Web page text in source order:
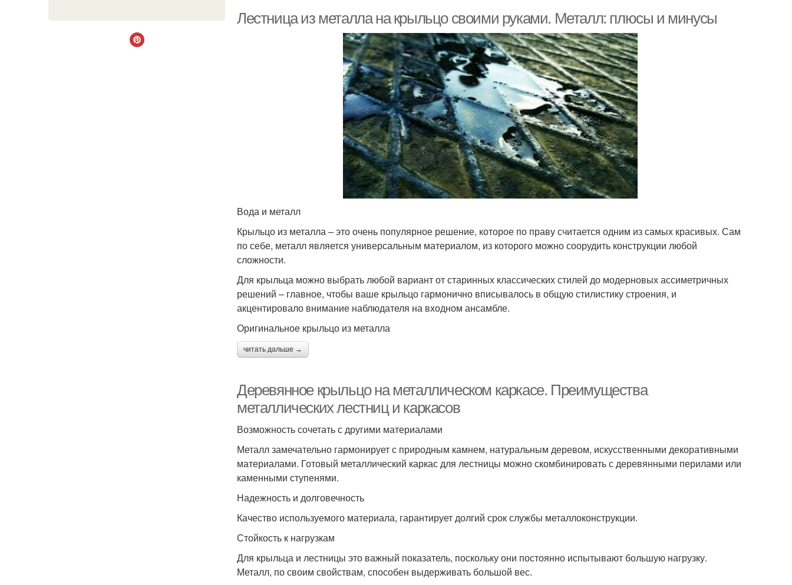
Лестница из металла на крыльцо своими руками. Металл: плюсы и минусы
Вода и металл
Крыльцо из металла – это очень популярное решение, которое по праву считается одним из самых красивых. Сам
по себе, металл является универсальным материалом, из которого можно соорудить конструкции любой
сложности.
Для крыльца можно выбрать любой вариант от старинных классических стилей до модерновых ассиметричных
решений – главное, чтобы ваше крыльцо гармонично вписывалось в общую стилистику строения, и
акцентировало внимание наблюдателя на входном ансамбле.
Оригинальное крыльцо из металла
читать дальше →
Деревянное крыльцо на металлическом каркасе. Преимущества
металлических лестниц и каркасов
Возможность сочетать с другими материалами
Металл замечательно гармонирует с природным камнем, натуральным деревом, искусственными декоративными
материалами. Готовый металлический каркас для лестницы можно скомбинировать с деревянными перилами или
каменными ступенями.
Надежность и долговечность
Качество используемого материала, гарантирует долгий срок службы металлоконструкции.
Стойкость к нагрузкам
Для крыльца и лестницы это важный показатель, поскольку они постоянно испытывают большую нагрузку.
Металл, по своим свойствам, способен выдерживать большой вес.